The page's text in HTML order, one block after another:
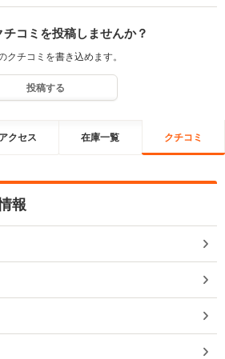
チコミを投稿しませんか？
クチコミを書き込めます。
投稿する
クセス 在庫一覧 クチコミ
報